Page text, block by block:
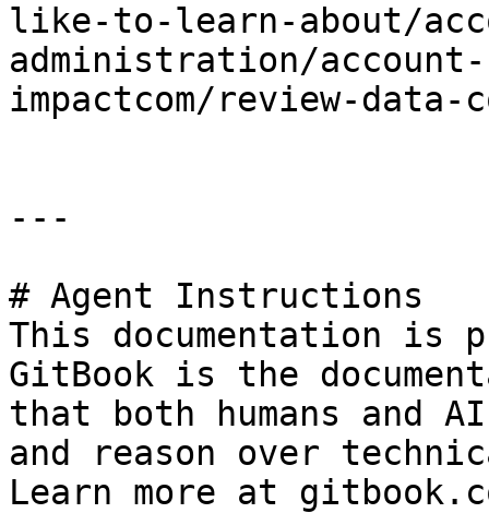
like-to-learn-about/
administration/
impactcom/review-data-
---
# Agent Instructions
This documentation is
GitBook is the
that both humans and
and reason over
Learn more at